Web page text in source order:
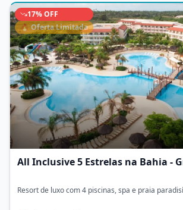
17% OFF
🔥 Oferta Limitada
All Inclusive 5 Estrelas na Bahia -
Resort de luxo com 4 piscinas, spa e praia